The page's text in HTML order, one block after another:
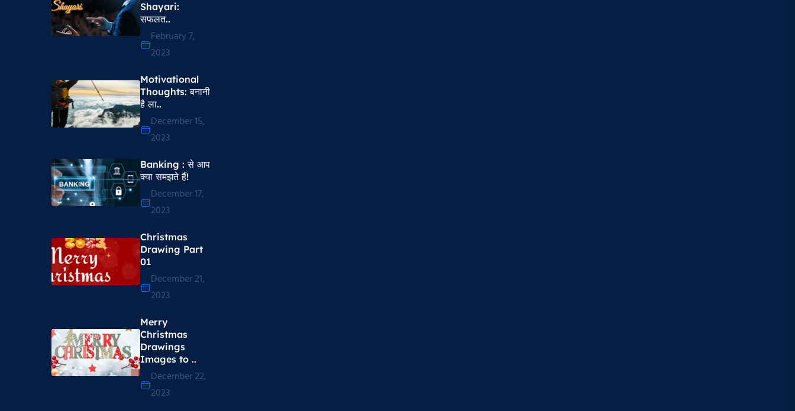
Shayari​:
सफलत..
February 7,
2023
Motivational
Thoughts​: बनानी
है ला..
December 15,
2023
Banking : से आप
क्या समझते हैं!
December 17,
2023
Christmas
Drawing Part
01
December 21,
2023
Merry
Christmas
Drawings
Images to ..
December 22,
2023